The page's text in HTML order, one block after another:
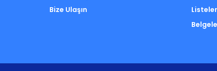
Bize Ulaşın
Listeler